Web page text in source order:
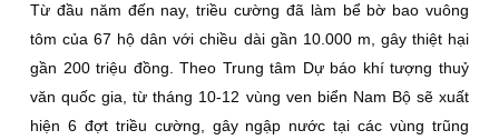
Từ đầu năm đến nay, triều cường đã làm bể bờ bao vuông
tôm của 67 hộ dân với chiều dài gần 10.000 m, gây thiệt hại
gần 200 triệu đồng. Theo Trung tâm Dự báo khí tượng thuỷ
văn quốc gia, từ tháng 10-12 vùng ven biển Nam Bộ sẽ xuất
hiện 6 đợt triều cường, gây ngập nước tại các vùng trũng